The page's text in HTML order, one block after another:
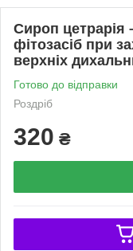
Сироп цетрарія
фітозасіб при
верхніх
Готово до відправки
Роздріб
320 ₴